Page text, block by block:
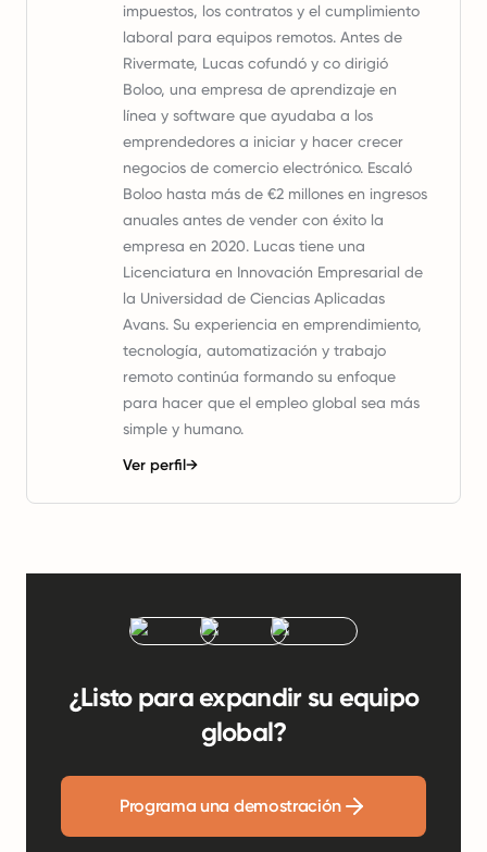
impuestos, los contratos y el cumplimiento
laboral para equipos remotos. Antes de
Rivermate, Lucas cofundó y co dirigió
Boloo, una empresa de aprendizaje en
línea y software que ayudaba a los
emprendedores a iniciar y hacer crecer
negocios de comercio electrónico. Escaló
Boloo hasta más de €2 millones en ingresos
anuales antes de vender con éxito la
empresa en 2020. Lucas tiene una
Licenciatura en Innovación Empresarial de
la Universidad de Ciencias Aplicadas
Avans. Su experiencia en emprendimiento,
tecnología, automatización y trabajo
remoto continúa formando su enfoque
para hacer que el empleo global sea más
simple y humano.
Ver perfil→
¿Listo para expandir su equipo
global?
Programa una demostración